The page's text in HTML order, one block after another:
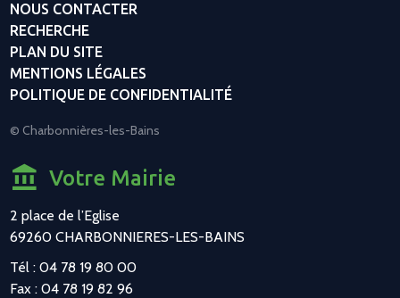
NOUS CONTACTER
RECHERCHE
PLAN DU SITE
MENTIONS LÉGALES
POLITIQUE DE CONFIDENTIALITÉ
© Charbonnières-les-Bains
Votre Mairie
2 place de l’Eglise
69260 CHARBONNIERES-LES-BAINS
Tél : 04 78 19 80 00
Fax : 04 78 19 82 96